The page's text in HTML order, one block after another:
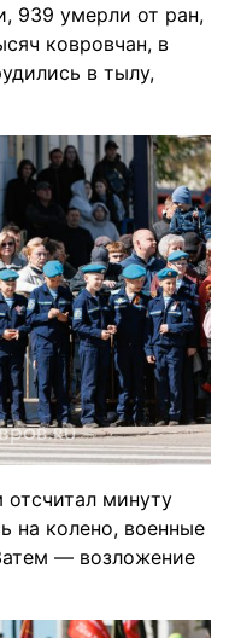
939 умерли от ран,
ковровчан, в
в тылу,
минуту
на колено, военные
— возложение